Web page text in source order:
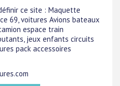
ce site : Maquette
69, voitures Avions bateaux
espace train
jeux enfants circuits
pack accessoires